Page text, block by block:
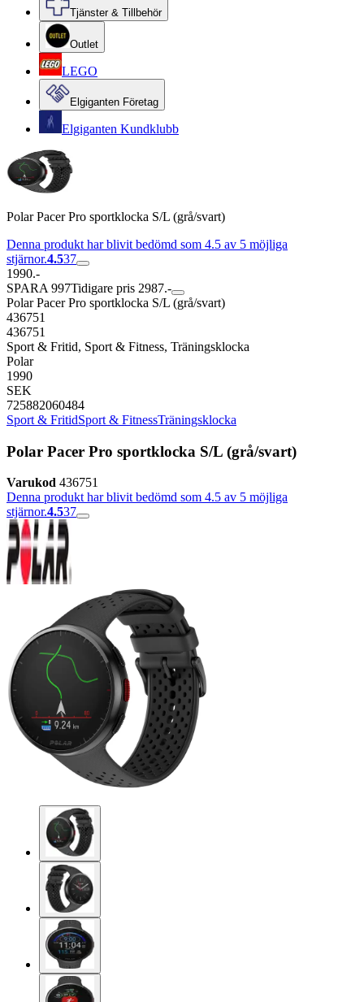
Tjänster & Tillbehör
Outlet
LEGO
Elgiganten Företag
Elgiganten Kundklubb
Polar Pacer Pro sportklocka S/L (grå/svart)
Denna produkt har blivit bedömd som 4.5 av 5 möjliga
stjärnor.4.537
1990.-
SPARA 997Tidigare pris 2987.-
Polar Pacer Pro sportklocka S/L (grå/svart)
436751
436751
Sport & Fritid, Sport & Fitness, Träningsklocka
Polar
1990
SEK
725882060484
Sport & FritidSport & FitnessTräningsklocka
Polar Pacer Pro sportklocka S/L (grå/svart)
Varukod 436751
Denna produkt har blivit bedömd som 4.5 av 5 möjliga
stjärnor.4.537